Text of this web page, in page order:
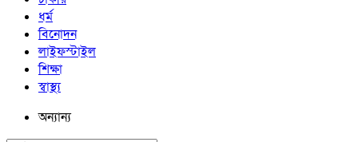
ধর্ম
বিনোদন
লাইফস্টাইল
শিক্ষা
স্বাস্থ্য
অন্যান্য